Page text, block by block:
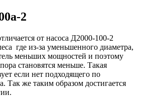
2
от насоса Д2000-100-2
где из-за уменьшенного диаметра,
меньших мощностей и поэтому
становятся меньше. Такая
если нет подходящего по
Так же таким образом достигается